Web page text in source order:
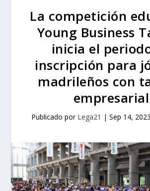
La competición
Young Business
inicia el
inscripción para
madrileños con
empresarial
Publicado por Lega21 | Sep 14, 2023